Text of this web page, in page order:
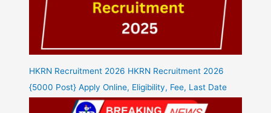
HKRN Recruitment 2026 HKRN Recruitment 2026
{5000 Post} Apply Online, Eligibility, Fee, Last Date